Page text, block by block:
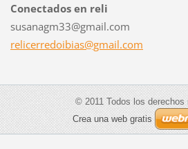
Conectados en reli
susanagm33@gmail.com
relicerredoibias@gmail.com
© 2011 Todos los derechos
Crea una web gratis